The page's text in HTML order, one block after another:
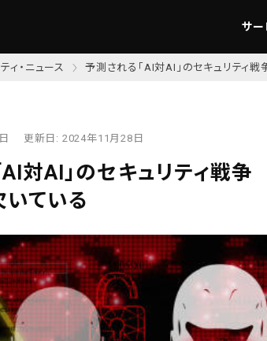
サー
ィ・ニュース 予測される「AI対AI」のセキュリティ
更新日: 2024年11月28日
AI対AI」のセキュリティ戦
いている